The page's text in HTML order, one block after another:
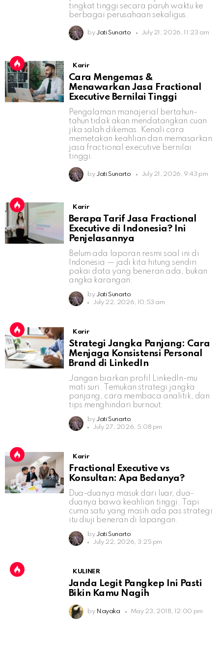
tingkat tinggi secara paruh waktu ke
berbagai perusahaan sekaligus.
by Jati Sunarto July 21, 2026, 11:23 am
Karir
Cara Mengemas &
Menawarkan Jasa Fractional
Executive Bernilai Tinggi
Pengalaman manajerial bertahun-
tahun tidak akan mendatangkan cuan
jika salah dikemas. Kenali cara
memetakan keahlian dan memasarkan
jasa fractional executive bernilai
tinggi.
by Jati Sunarto July 21, 2026, 9:43 pm
Karir
Berapa Tarif Jasa Fractional
Executive di Indonesia? Ini
Penjelasannya
Belum ada laporan resmi soal ini di
Indonesia — jadi kita hitung sendiri
pakai data yang beneran ada, bukan
angka karangan.
by Jati Sunarto
July 22, 2026, 10:53 am
Karir
Strategi Jangka Panjang: Cara
Menjaga Konsistensi Personal
Brand di LinkedIn
Jangan biarkan profil LinkedIn-mu
mati suri. Temukan strategi jangka
panjang, cara membaca analitik, dan
tips menghindari burnout.
by Jati Sunarto
July 27, 2026, 5:08 pm
Karir
Fractional Executive vs
Konsultan: Apa Bedanya?
Dua-duanya masuk dari luar, dua-
duanya bawa keahlian tinggi. Tapi
cuma satu yang masih ada pas strategi
itu diuji beneran di lapangan.
by Jati Sunarto
July 22, 2026, 3:25 pm
KULINER
Janda Legit Pangkep Ini Pasti
Bikin Kamu Nagih
by Nayaka May 23, 2018, 12:00 pm